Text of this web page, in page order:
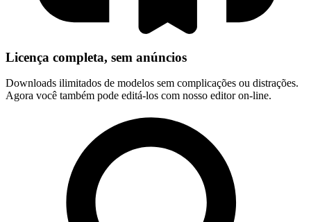
Licença completa, sem anúncios
Downloads ilimitados de modelos sem complicações ou distrações.
Agora você também pode editá-los com nosso editor on-line.